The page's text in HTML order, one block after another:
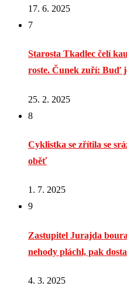
17. 6. 2025
7
Starosta Tkadlec čelí
roste. Čunek zuří: Buď
25. 2. 2025
8
Cyklistka se zřítila se
oběť
1. 7. 2025
9
Zastupitel Jurajda
nehody pláchl, pak
4. 3. 2025